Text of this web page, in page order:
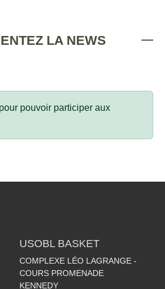
LA NEWS
pour pouvoir participer aux
USOBL BASKET
COMPLEXE LÉO LAGRANGE -
COURS PROMENADE
KENNEDY